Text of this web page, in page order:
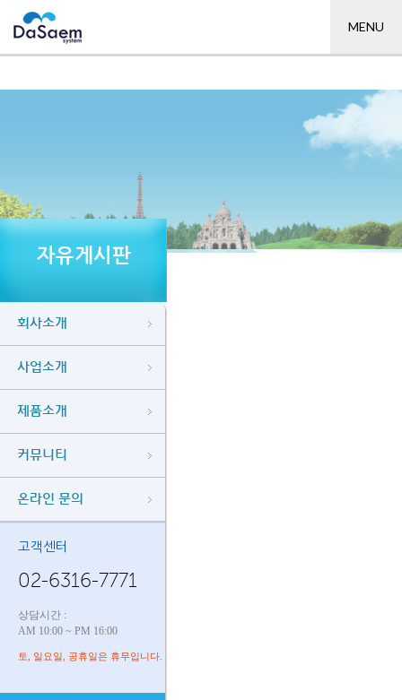
MENU
자유게시판
회사소개
사업소개
제품소개
커뮤니티
온라인 문의
고객센터
02-6316-7771
상담시간 :
AM 10:00 ~ PM 16:00
토, 일요일, 공휴일은 휴무입니다.